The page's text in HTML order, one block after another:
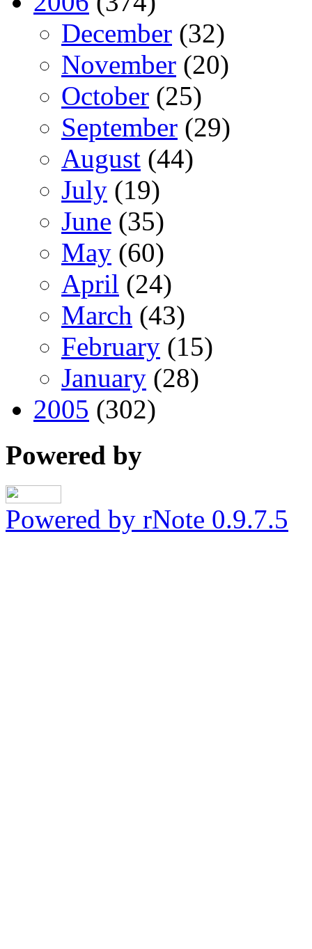
December (32)
November (20)
October (25)
September (29)
August (44)
July (19)
June (35)
May (60)
April (24)
March (43)
February (15)
January (28)
2005 (302)
Powered by
Powered by rNote 0.9.7.5